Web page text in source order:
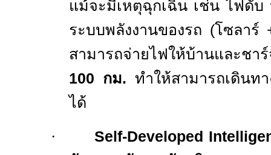
แม้จะมีเหตุฉุกเฉิน เช่น ไฟดับ
ระบบพลังงานของรถ (โซลา
สามารถจ่ายไฟให้บ้านและชา
100 กม. ทำให้สามารถเดินท
ได้
·
Self-Developed